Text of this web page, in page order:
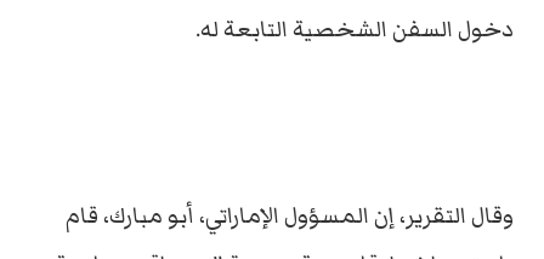
دخول السفن الشخصية التابعة له.
وقال التقرير، إن المسؤول الإماراتي، أبو مبارك، قام